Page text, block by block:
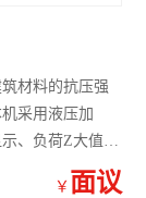
材料的抗压强
采用液压加
、负荷Z大值保
￥ 面议